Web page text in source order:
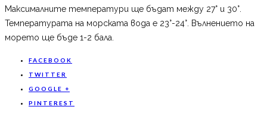
Максималните температури ще бъдат между 27° и 30°.
Температурата на морската вода е 23°-24°. Вълнението на
морето ще бъде 1-2 бала.
FACEBOOK
TWITTER
GOOGLE +
PINTEREST